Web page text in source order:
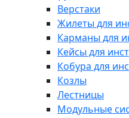
Верстаки
Жилеты для
Карманы для
Кейсы для
Кобура для
Козлы
Лестницы
Модульные